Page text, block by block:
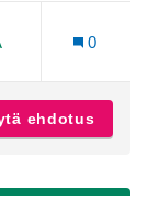
0
ehdotus